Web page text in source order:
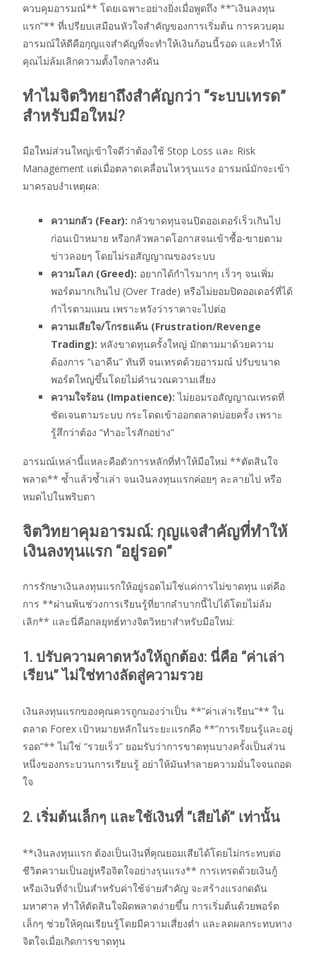
ควบคุมอารมณ์** โดยเฉพาะอย่างยิ่งเมื่อพูดถึง **”เงินลงทุน
แรก”** ที่เปรียบเสมือนหัวใจสำคัญของการเริ่มต้น การควบคุม
อารมณ์ให้ดีคือกุญแจสำคัญที่จะทำให้เงินก้อนนี้รอด และทำให้
คุณไม่ล้มเลิกความตั้งใจกลางคัน
ทำไมจิตวิทยาถึงสำคัญกว่า “ระบบเทรด”
สำหรับมือใหม่?
มือใหม่ส่วนใหญ่เข้าใจดีว่าต้องใช้ Stop Loss และ Risk
Management แต่เมื่อตลาดเคลื่อนไหวรุนแรง อารมณ์มักจะเข้า
มาครอบงำเหตุผล:
ความกลัว (Fear): กลัวขาดทุนจนปิดออเดอร์เร็วเกินไป
ก่อนเป้าหมาย หรือกลัวพลาดโอกาสจนเข้าซื้อ-ขายตาม
ข่าวลอยๆ โดยไม่รอสัญญาณของระบบ
ความโลภ (Greed): อยากได้กำไรมากๆ เร็วๆ จนเพิ่ม
พอร์ตมากเกินไป (Over Trade) หรือไม่ยอมปิดออเดอร์ที่ได้
กำไรตามแผน เพราะหวังว่าราคาจะไปต่อ
ความเสียใจ/โกรธแค้น (Frustration/Revenge
Trading): หลังขาดทุนครั้งใหญ่ มักตามมาด้วยความ
ต้องการ “เอาคืน” ทันที จนเทรดด้วยอารมณ์ ปรับขนาด
พอร์ตใหญ่ขึ้นโดยไม่คำนวณความเสี่ยง
ความใจร้อน (Impatience): ไม่ยอมรอสัญญาณเทรดที่
ชัดเจนตามระบบ กระโดดเข้าออกตลาดบ่อยครั้ง เพราะ
รู้สึกว่าต้อง “ทำอะไรสักอย่าง”
อารมณ์เหล่านี้แหละคือตัวการหลักที่ทำให้มือใหม่ **ตัดสินใจ
พลาด** ซ้ำแล้วซ้ำเล่า จนเงินลงทุนแรกค่อยๆ ละลายไป หรือ
หมดไปในพริบตา
จิตวิทยาคุมอารมณ์: กุญแจสำคัญที่ทำให้
เงินลงทุนแรก “อยู่รอด”
การรักษาเงินลงทุนแรกให้อยู่รอดไม่ใช่แค่การไม่ขาดทุน แต่คือ
การ **ผ่านพ้นช่วงการเรียนรู้ที่ยากลำบากนี้ไปได้โดยไม่ล้ม
เลิก** และนี่คือกลยุทธ์ทางจิตวิทยาสำหรับมือใหม่:
1. ปรับความคาดหวังให้ถูกต้อง: นี่คือ “ค่าเล่า
เรียน” ไม่ใช่ทางลัดสู่ความรวย
เงินลงทุนแรกของคุณควรถูกมองว่าเป็น **”ค่าเล่าเรียน”** ใน
ตลาด Forex เป้าหมายหลักในระยะแรกคือ **”การเรียนรู้และอยู่
รอด”** ไม่ใช่ “รวยเร็ว” ยอมรับว่าการขาดทุนบางครั้งเป็นส่วน
หนึ่งของกระบวนการเรียนรู้ อย่าให้มันทำลายความมั่นใจจนถอด
ใจ
2. เริ่มต้นเล็กๆ และใช้เงินที่ “เสียได้” เท่านั้น
**เงินลงทุนแรก ต้องเป็นเงินที่คุณยอมเสียได้โดยไม่กระทบต่อ
ชีวิตความเป็นอยู่หรือจิตใจอย่างรุนแรง** การเทรดด้วยเงินกู้
หรือเงินที่จำเป็นสำหรับค่าใช้จ่ายสำคัญ จะสร้างแรงกดดัน
มหาศาล ทำให้ตัดสินใจผิดพลาดง่ายขึ้น การเริ่มต้นด้วยพอร์ต
เล็กๆ ช่วยให้คุณเรียนรู้โดยมีความเสี่ยงต่ำ และลดผลกระทบทาง
จิตใจเมื่อเกิดการขาดทุน